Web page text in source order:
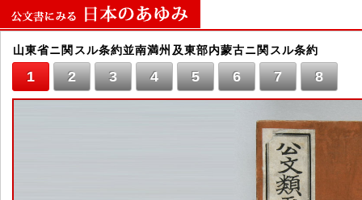
山東省ニ関スル条約並南満州及東部内蒙古ニ関スル条約
1 2 3 4 5 6 7 8